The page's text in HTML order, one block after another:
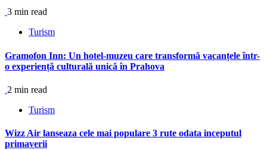
3 min read
Turism
Gramofon Inn: Un hotel-muzeu care transformă vacanțele într-
o experiență culturală unică în Prahova
2 min read
Turism
Wizz Air lanseaza cele mai populare 3 rute odata inceputul
primaverii